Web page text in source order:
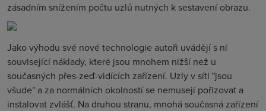
zásadním snížením počtu uzlů nutných k sestavení obrazu.
Jako výhodu své nové technologie autoři uvádějí s ní
související náklady, které jsou mnohem nižší než u
současných přes-zeď-vidících zařízení. Uzly v síti "jsou
všude" a za normálních okolností se nemusejí pořizovat a
instalovat zvlášť. Na druhou stranu, mnohá současná zařízení